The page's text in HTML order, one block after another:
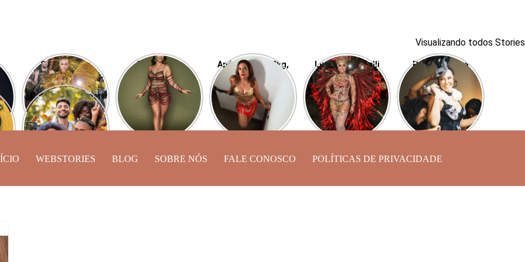
Visualizando todos Stories
Sabrina Sato
esbanja carisma
desfilando pela
Vila Isabel
Desfile das
Campeãs: Paolla
Oliveira será
comentarista da
transmissão
Após perder 40kg,
Camila Moura, ex
de Lucas Buda,
exibe novo shape
Luciana Picorelli
luta contra a
depressão em sua
volta à Sapucaí
Paolla Oliveira
surge linda para o
Cordão da Bola
Preta
Como se proteger
do caos astral
neste Carnaval?
WEBSTORIES BLOG SOBRE NÓS FALE CONOSCO POLÍTICAS DE PRIVACIDADE